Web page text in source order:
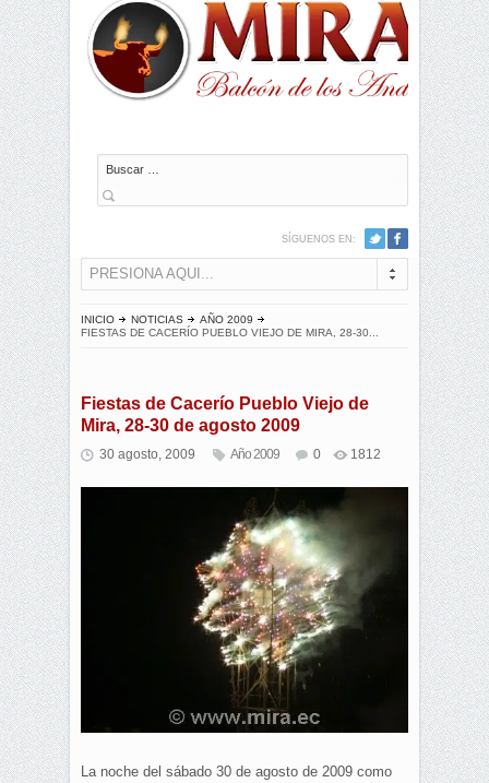
Buscar
SÍGUENOS EN:
PRESIONA AQUI...
INICIO NOTICIAS
AÑO 2009
FIESTAS DE CACERÍO PUEBLO VIEJO DE MIRA, 28-30...
Fiestas de Cacerío Pueblo Viejo de
Mira, 28-30 de agosto 2009
30 agosto, 2009 Año 2009 0 1812
La noche del sábado 30 de agosto de 2009 como